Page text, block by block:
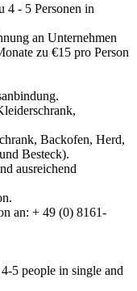
4 - 5 Personen in
an Unternehmen
zu €15 pro Person
Backofen, Herd,
Besteck).
ausreichend
an: + 49 (0) 8161-
5 people in single and